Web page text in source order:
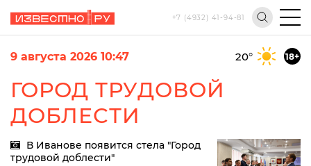
+7 (4932) 41-94-81
9 августа 2026 10:47 20° 18+
ГОРОД ТРУДОВОЙ
ДОБЛЕСТИ
В Иванове появится стела "Город
трудовой доблести"